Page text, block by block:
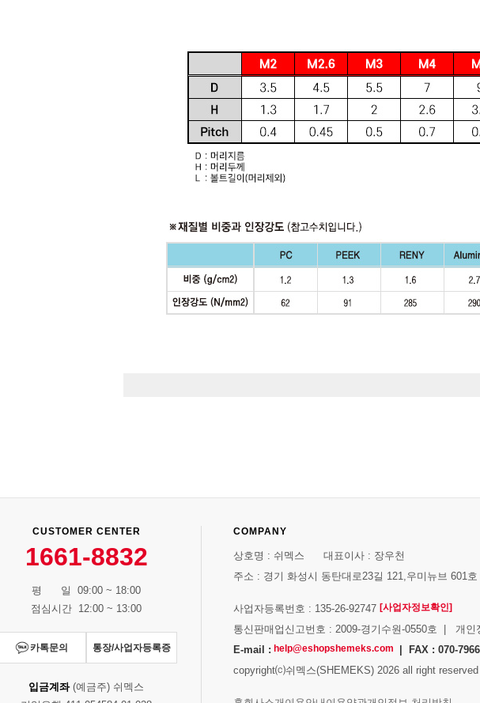
CUSTOMER CENTER
1661-8832
평 일 09:00 ~ 18:00
점심시간 12:00 ~ 13:00
카톡문의 통장/사업자등록증
입금계좌(예금주) 쉬멕스
COMPANY
상호명 : 쉬멕스 대표이사 : 장우천
주소 : 경기 화성시 동탄대로23길 121,우미뉴브 601호
사업자등록번호 : 135-26-92747 [사업자정보확인]
통신판매업신고번호 : 2009-경기수원-0550호 | 개인
E-mail : help@eshopshemeks.com
| FAX : 070-
copyright⒞쉬멕스(SHEMEKS) 2026 all right reserved